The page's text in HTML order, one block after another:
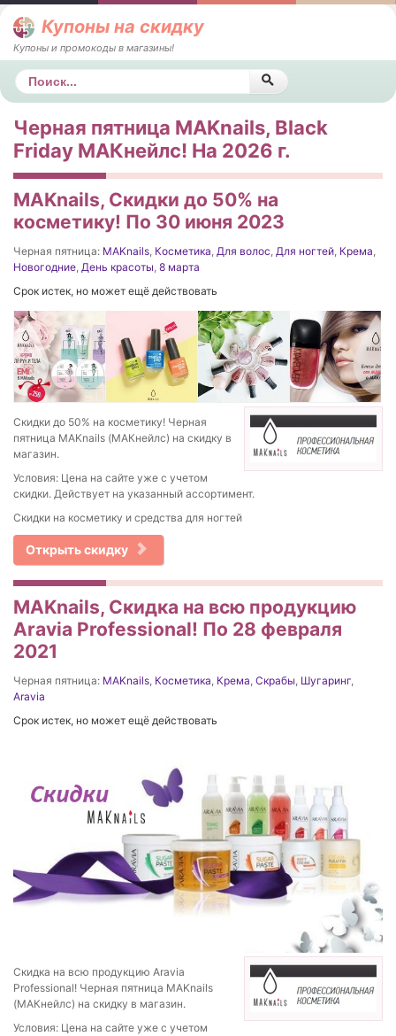
Купоны на скидку
Купоны и промокоды в магазины!
Поиск
Черная пятница MAKnails, Black
Friday МАКнейлс! На 2026 г.
MAKnails, Скидки до 50% на
косметику! По 30 июня 2023
Черная пятница: MAKnails, Косметика, Для волос, Для ногтей, Крема,
Новогодние, День красоты, 8 марта
Срок истек, но может ещё действовать
Скидки до 50% на косметику! Черная
пятница MAKnails (МАКнейлс) на скидку в
магазин.
Условия: Цена на сайте уже с учетом
скидки. Действует на указанный ассортимент.
Скидки на косметику и средства для ногтей
Открыть скидку
MAKnails, Скидка на всю продукцию
Aravia Professional! По 28 февраля
2021
Черная пятница: MAKnails Косметика Крема Скрабы Шугаринг
Aravia
Срок истек, но может ещё действовать
Скидка на всю продукцию Aravia
Professional! Черная пятница MAKnails
(МАКнейлс) на скидку в магазин.
Условия: Цена на сайте уже с учетом